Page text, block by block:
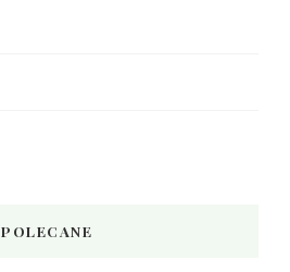
POLECANE